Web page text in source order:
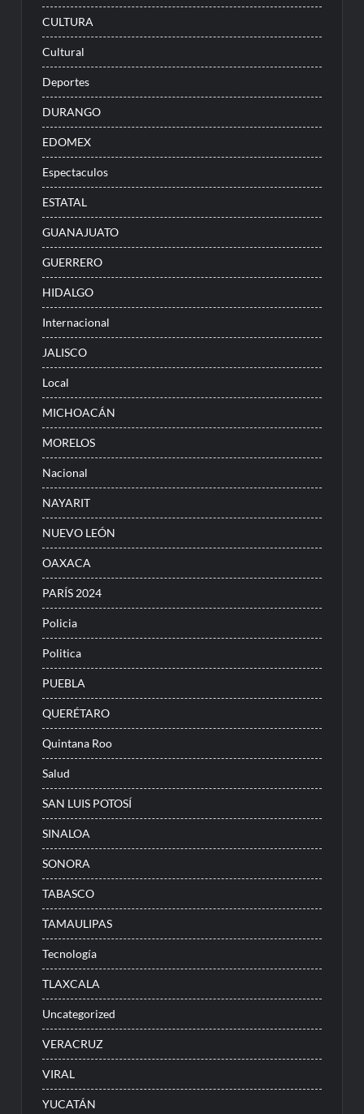
CULTURA
Cultural
Deportes
DURANGO
EDOMEX
Espectaculos
ESTATAL
GUANAJUATO
GUERRERO
HIDALGO
Internacional
JALISCO
Local
MICHOACÁN
MORELOS
Nacional
NAYARIT
NUEVO LEÓN
OAXACA
PARÍS 2024
Policia
Politica
PUEBLA
QUERÉTARO
Quintana Roo
Salud
SAN LUIS POTOSÍ
SINALOA
SONORA
TABASCO
TAMAULIPAS
Tecnología
TLAXCALA
Uncategorized
VERACRUZ
VIRAL
YUCATÁN